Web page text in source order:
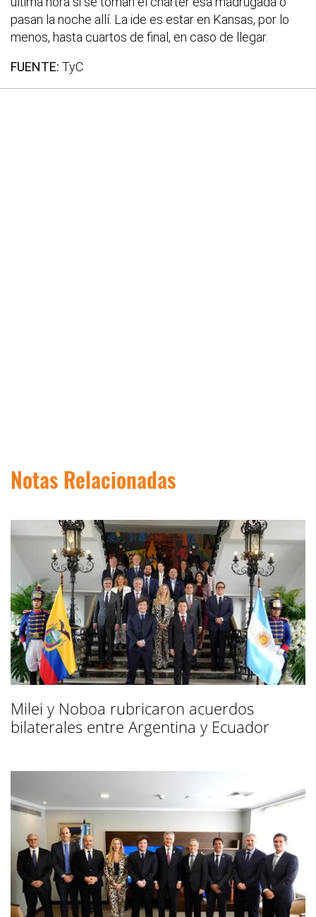
pasan la noche allí. La ide es estar en Kansas, por lo
menos, hasta cuartos de final, en caso de llegar.
FUENTE: TyC
Notas Relacionadas
Milei y Noboa rubricaron acuerdos
bilaterales entre Argentina y Ecuador